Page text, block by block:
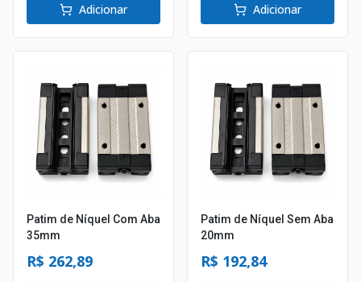
Adicionar Adicionar
Patim de Níquel Com Aba
35mm
R$ 262,89
Patim de Níquel Sem Aba
20mm
R$ 192,84